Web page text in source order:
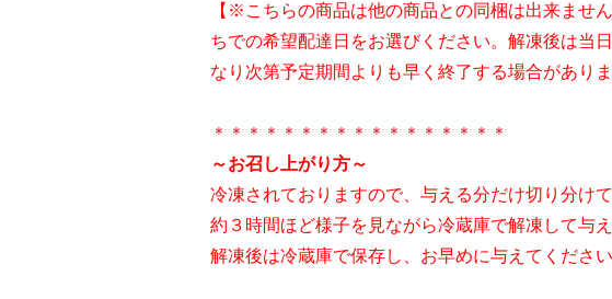
【※こちらの商品は他の商品との同梱は出来ませ
ちでの希望配達日をお選びください。解凍後は当
なり次第予定期間よりも早く終了する場合があり
＊＊＊＊＊＊＊＊＊＊＊＊＊＊＊＊＊
～お召し上がり方～
冷凍されておりますので、与える分だけ切り分けて
約３時間ほど様子を見ながら冷蔵庫で解凍して与え
解凍後は冷蔵庫で保存し、お早めに与えてください